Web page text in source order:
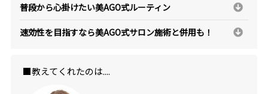
普段から心掛けたい美AGO式ルーティン
速効性を目指すなら美AGO式サロン施術と併用も！
■教えてくれたのは....